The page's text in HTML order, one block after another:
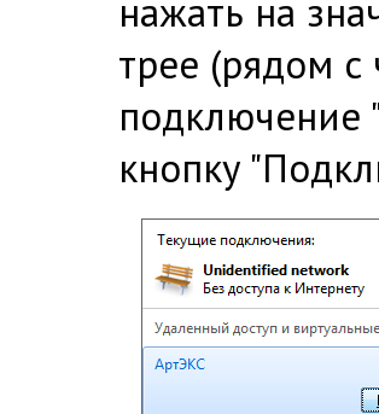
нажать на
трее (рядом с
подключение
кнопку